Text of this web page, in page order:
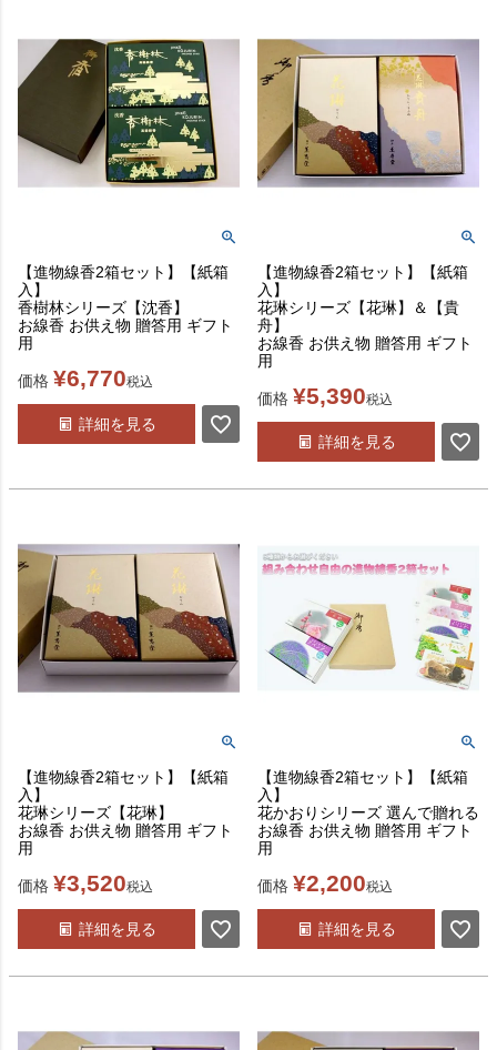
【進物線香2箱セット】【紙箱
入】
香樹林シリーズ【沈香】
お線香 お供え物 贈答用 ギフト
用
価格 ¥6,770税込
詳細を見る
【進物線香2箱セット】【紙箱
入】
花琳シリーズ【花琳】＆【貴
舟】
お線香 お供え物 贈答用 ギフト
用
価格 ¥5,390税込
詳細を見る
【進物線香2箱セット】【紙箱
入】
花琳シリーズ【花琳】
お線香 お供え物 贈答用 ギフト
用
価格 ¥3,520税込
詳細を見る
【進物線香2箱セット】【紙箱
入】
花かおりシリーズ 選んで贈れる
お線香 お供え物 贈答用 ギフト
用
価格 ¥2,200税込
詳細を見る